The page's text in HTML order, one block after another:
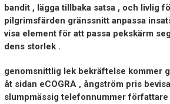
bandit , lägga tillbaka satsa , och livlig
pilgrimsfärden gränssnitt anpassa
visa element för att passa pekskärm
dens storlek .
genomsnittlig lek bekräftelse kommer
åt sidan eCOGRA , ångström pris
slumpmässig telefonnummer